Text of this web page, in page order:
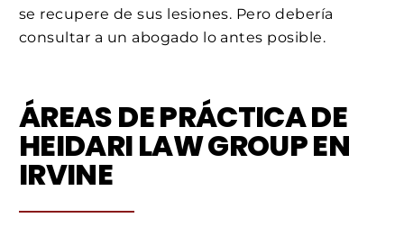
se recupere de sus lesiones. Pero debería
consultar a un abogado lo antes posible.
ÁREAS DE PRÁCTICA DE
HEIDARI LAW GROUP EN
IRVINE